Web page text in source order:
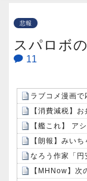
悲報
スパロボ
11
【艦これ】 ア